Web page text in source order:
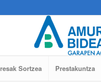
Sortzea Prestakuntza